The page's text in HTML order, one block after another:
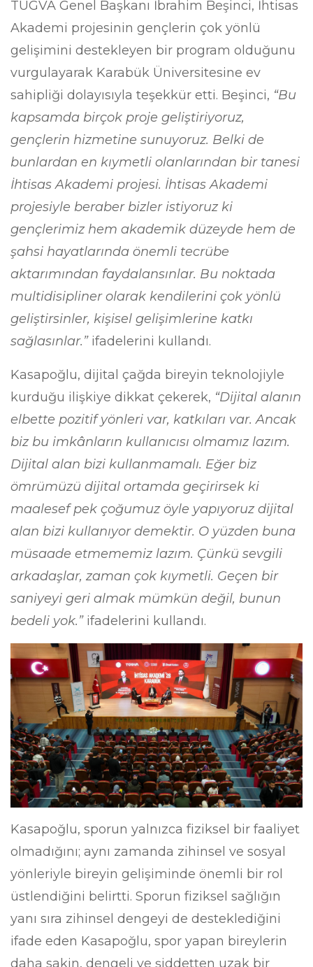
TÜGVA Genel Başkanı İbrahim Beşinci, İhtisas
Akademi projesinin gençlerin çok yönlü
gelişimini destekleyen bir program olduğunu
vurgulayarak Karabük Üniversitesine ev
sahipliği dolayısıyla teşekkür etti. Beşinci, “Bu
kapsamda birçok proje geliştiriyoruz,
gençlerin hizmetine sunuyoruz. Belki de
bunlardan en kıymetli olanlarından bir tanesi
İhtisas Akademi projesi. İhtisas Akademi
projesiyle beraber bizler istiyoruz ki
gençlerimiz hem akademik düzeyde hem de
şahsi hayatlarında önemli tecrübe
aktarımından faydalansınlar. Bu noktada
multidisipliner olarak kendilerini çok yönlü
geliştirsinler, kişisel gelişimlerine katkı
sağlasınlar.” ifadelerini kullandı.
Kasapoğlu, dijital çağda bireyin teknolojiyle
kurduğu ilişkiye dikkat çekerek, “Dijital alanın
elbette pozitif yönleri var, katkıları var. Ancak
biz bu imkânların kullanıcısı olmamız lazım.
Dijital alan bizi kullanmamalı. Eğer biz
ömrümüzü dijital ortamda geçirirsek ki
maalesef pek çoğumuz öyle yapıyoruz dijital
alan bizi kullanıyor demektir. O yüzden buna
müsaade etmememiz lazım. Çünkü sevgili
arkadaşlar, zaman çok kıymetli. Geçen bir
saniyeyi geri almak mümkün değil, bunun
bedeli yok.”ifadelerini kullandı.
Kasapoğlu, sporun yalnızca fiziksel bir faaliyet
olmadığını; aynı zamanda zihinsel ve sosyal
yönleriyle bireyin gelişiminde önemli bir rol
üstlendiğini belirtti. Sporun fiziksel sağlığın
yanı sıra zihinsel dengeyi de desteklediğini
ifade eden Kasapoğlu, spor yapan bireylerin
daha sakin, dengeli ve şiddetten uzak bir